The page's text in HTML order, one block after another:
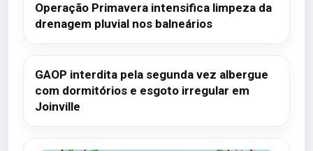
Operação Primavera intensifica limpeza da
drenagem pluvial nos balneários
GAOP interdita pela segunda vez albergue
com dormitórios e esgoto irregular em
Joinville